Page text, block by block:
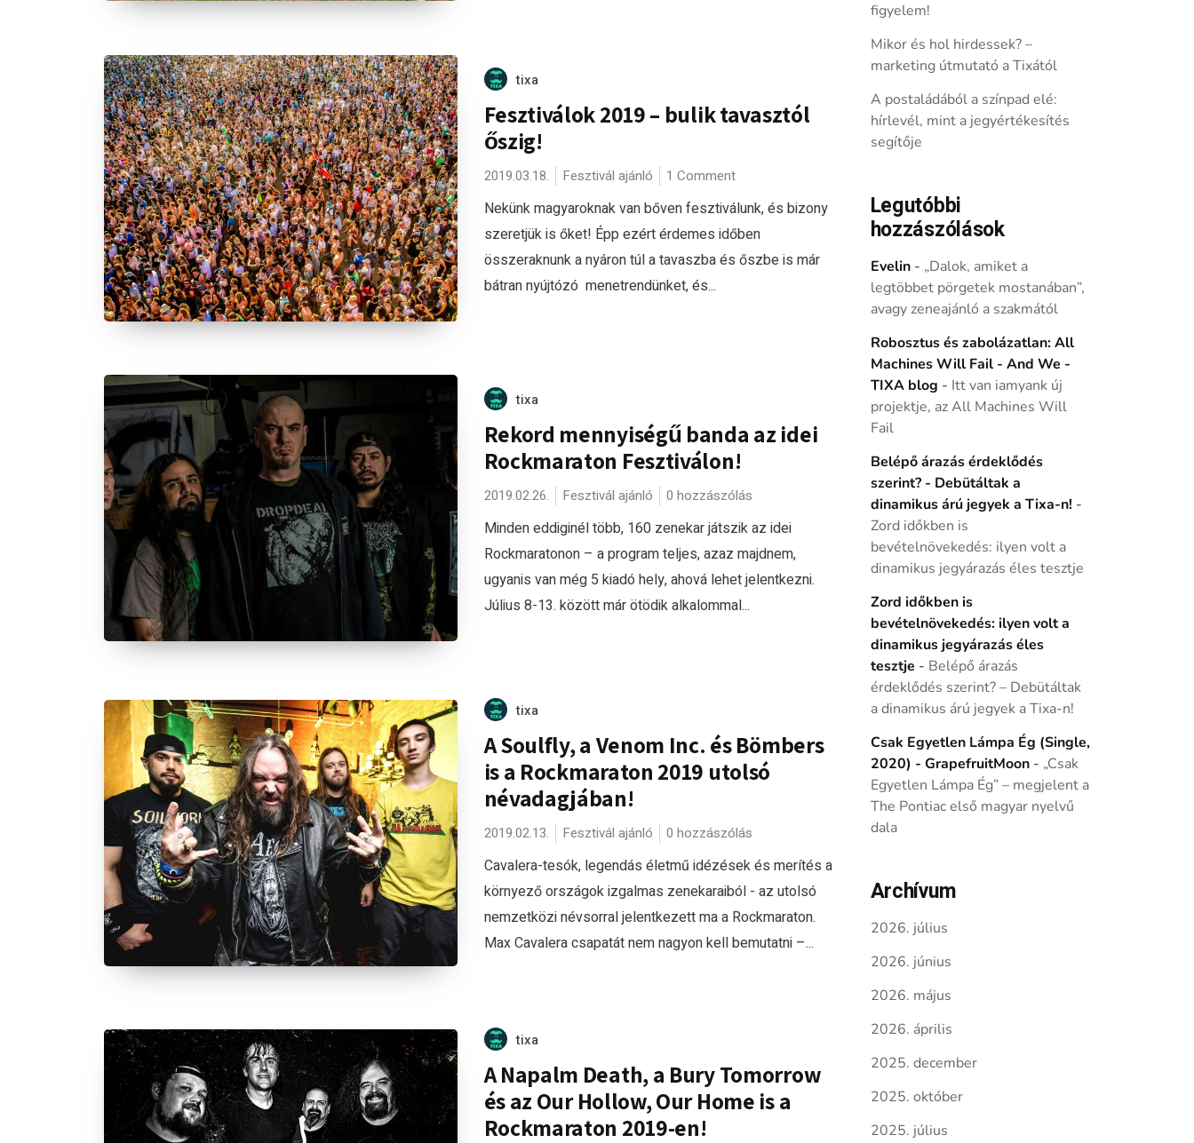
tixa
Fesztiválok 2019 – bulik tavasztól
őszig!
2019.03.18. Fesztivál ajánló 1 Comment
Nekünk magyaroknak van bőven fesztiválunk, és bizony
szeretjük is őket! Épp ezért érdemes időben
összeraknunk a nyáron túl a tavaszba és őszbe is már
bátran nyújtózó menetrendünket, és...
tixa
Rekord mennyiségű banda az idei
Rockmaraton Fesztiválon!
2019.02.26. Fesztivál ajánló 0 hozzászólás
Minden eddiginél több, 160 zenekar játszik az idei
Rockmaratonon – a program teljes, azaz majdnem,
ugyanis van még 5 kiadó hely, ahová lehet jelentkezni.
Július 8-13. között már ötödik alkalommal...
tixa
A Soulfly, a Venom Inc. és Bömbers
is a Rockmaraton 2019 utolsó
névadagjában!
2019.02.13. Fesztivál ajánló 0 hozzászólás
Cavalera-tesók, legendás életmű idézések és merítés a
környező országok izgalmas zenekaraiból - az utolsó
nemzetközi névsorral jelentkezett ma a Rockmaraton.
Max Cavalera csapatát nem nagyon kell bemutatni –...
tixa
A Napalm Death, a Bury Tomorrow
és az Our Hollow, Our Home is a
Rockmaraton 2019-en!
figyelem!
Mikor és hol hirdessek? –
marketing útmutató a Tixától
A postaládából a színpad elé:
hírlevél, mint a jegyértékesítés
segítője
Legutóbbi
hozzászólások
Evelin- „Dalok, amiket a
legtöbbet pörgetek mostanában”,
avagy zeneajánló a szakmától
Robosztus és zabolázatlan: All
Machines Will Fail - And We -
TIXA blog - Itt van iamyank új
projektje, az All Machines Will
Fail
Belépő árazás érdeklődés
szerint? - Debütáltak a
dinamikus árú jegyek a Tixa-n! -
Zord időkben is
bevételnövekedés: ilyen volt a
dinamikus jegyárazás éles tesztje
Zord időkben is
bevételnövekedés: ilyen volt a
dinamikus jegyárazás éles
tesztje - Belépő árazás
érdeklődés szerint? – Debütáltak
a dinamikus árú jegyek a Tixa-n!
Csak Egyetlen Lámpa Ég (Single,
2020) - GrapefruitMoon- „Csak
Egyetlen Lámpa Ég” – megjelent a
The Pontiac első magyar nyelvű
dala
Archívum
2026. július
2026. június
2026. május
2026. április
2025. december
2025. október
2025. július